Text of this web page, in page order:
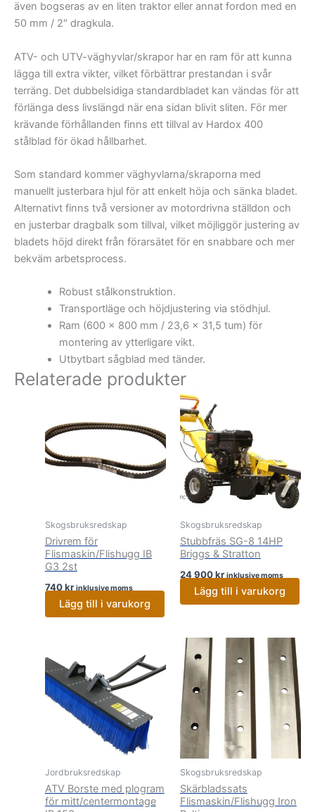
även bogseras av en liten traktor eller annat fordon med en
50 mm / 2″ dragkula.
ATV- och UTV-väghyvlar/skrapor har en ram för att kunna
lägga till extra vikter, vilket förbättrar prestandan i svår
terräng. Det dubbelsidiga standardbladet kan vändas för att
förlänga dess livslängd när ena sidan blivit sliten. För mer
krävande förhållanden finns ett tillval av Hardox 400
stålblad för ökad hållbarhet.
Som standard kommer väghyvlarna/skraporna med
manuellt justerbara hjul för att enkelt höja och sänka bladet.
Alternativt finns två versioner av motordrivna ställdon och
en justerbar dragbalk som tillval, vilket möjliggör justering av
bladets höjd direkt från förarsätet för en snabbare och mer
bekväm arbetsprocess.
Robust stålkonstruktion.
Transportläge och höjdjustering via stödhjul.
Ram (600 x 800 mm / 23,6 x 31,5 tum) för
montering av ytterligare vikt.
Utbytbart sågblad med tänder.
Relaterade produkter
Skogsbruksredskap
Drivrem för
Flismaskin/Flishugg IB
G3 2st
740kr inklusive moms
Lägg till i varukorg
Skogsbruksredskap
Stubbfräs SG-8 14HP
Briggs & Stratton
24 900kr inklusive moms
Lägg till i varukorg
Jordbruksredskap
ATV Borste med plogram
för mitt/centermontage
Skogsbruksredskap
Skärbladssats
Flismaskin/Flishugg Iron